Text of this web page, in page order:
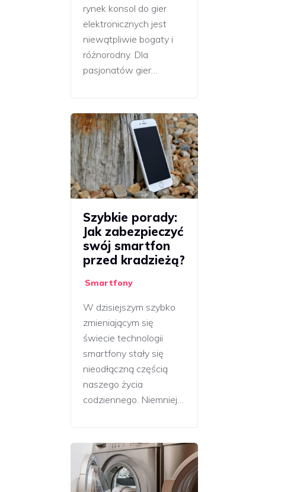
rynek konsol do gier
elektronicznych jest
niewątpliwie bogaty i
różnorodny. Dla
pasjonatów gier…
Szybkie porady:
Jak zabezpieczyć
swój smartfon
przed kradzieżą?
Smartfony
W dzisiejszym szybko
zmieniającym się
świecie technologii
smartfony stały się
nieodłączną częścią
naszego życia
codziennego. Niemniej…